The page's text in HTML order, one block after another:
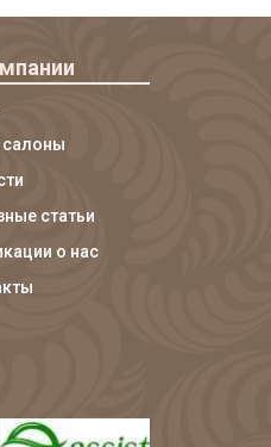
статьи
о нас